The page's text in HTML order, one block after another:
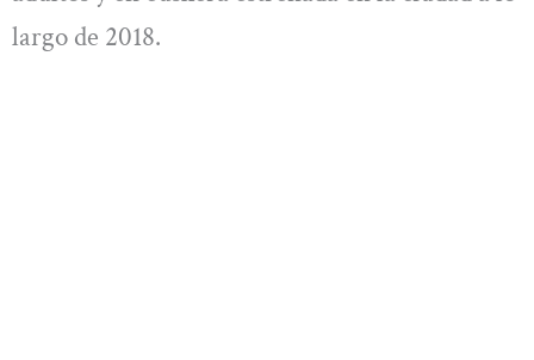
largo de 2018.